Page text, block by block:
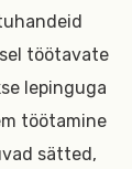
töötavate
lepinguga
töötamine
sätted,